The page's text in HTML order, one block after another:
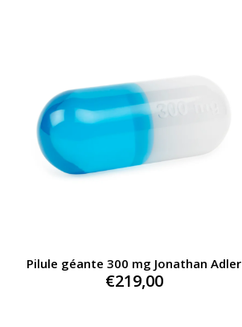
Pilule géante 300 mg Jonathan Adler
€219,00